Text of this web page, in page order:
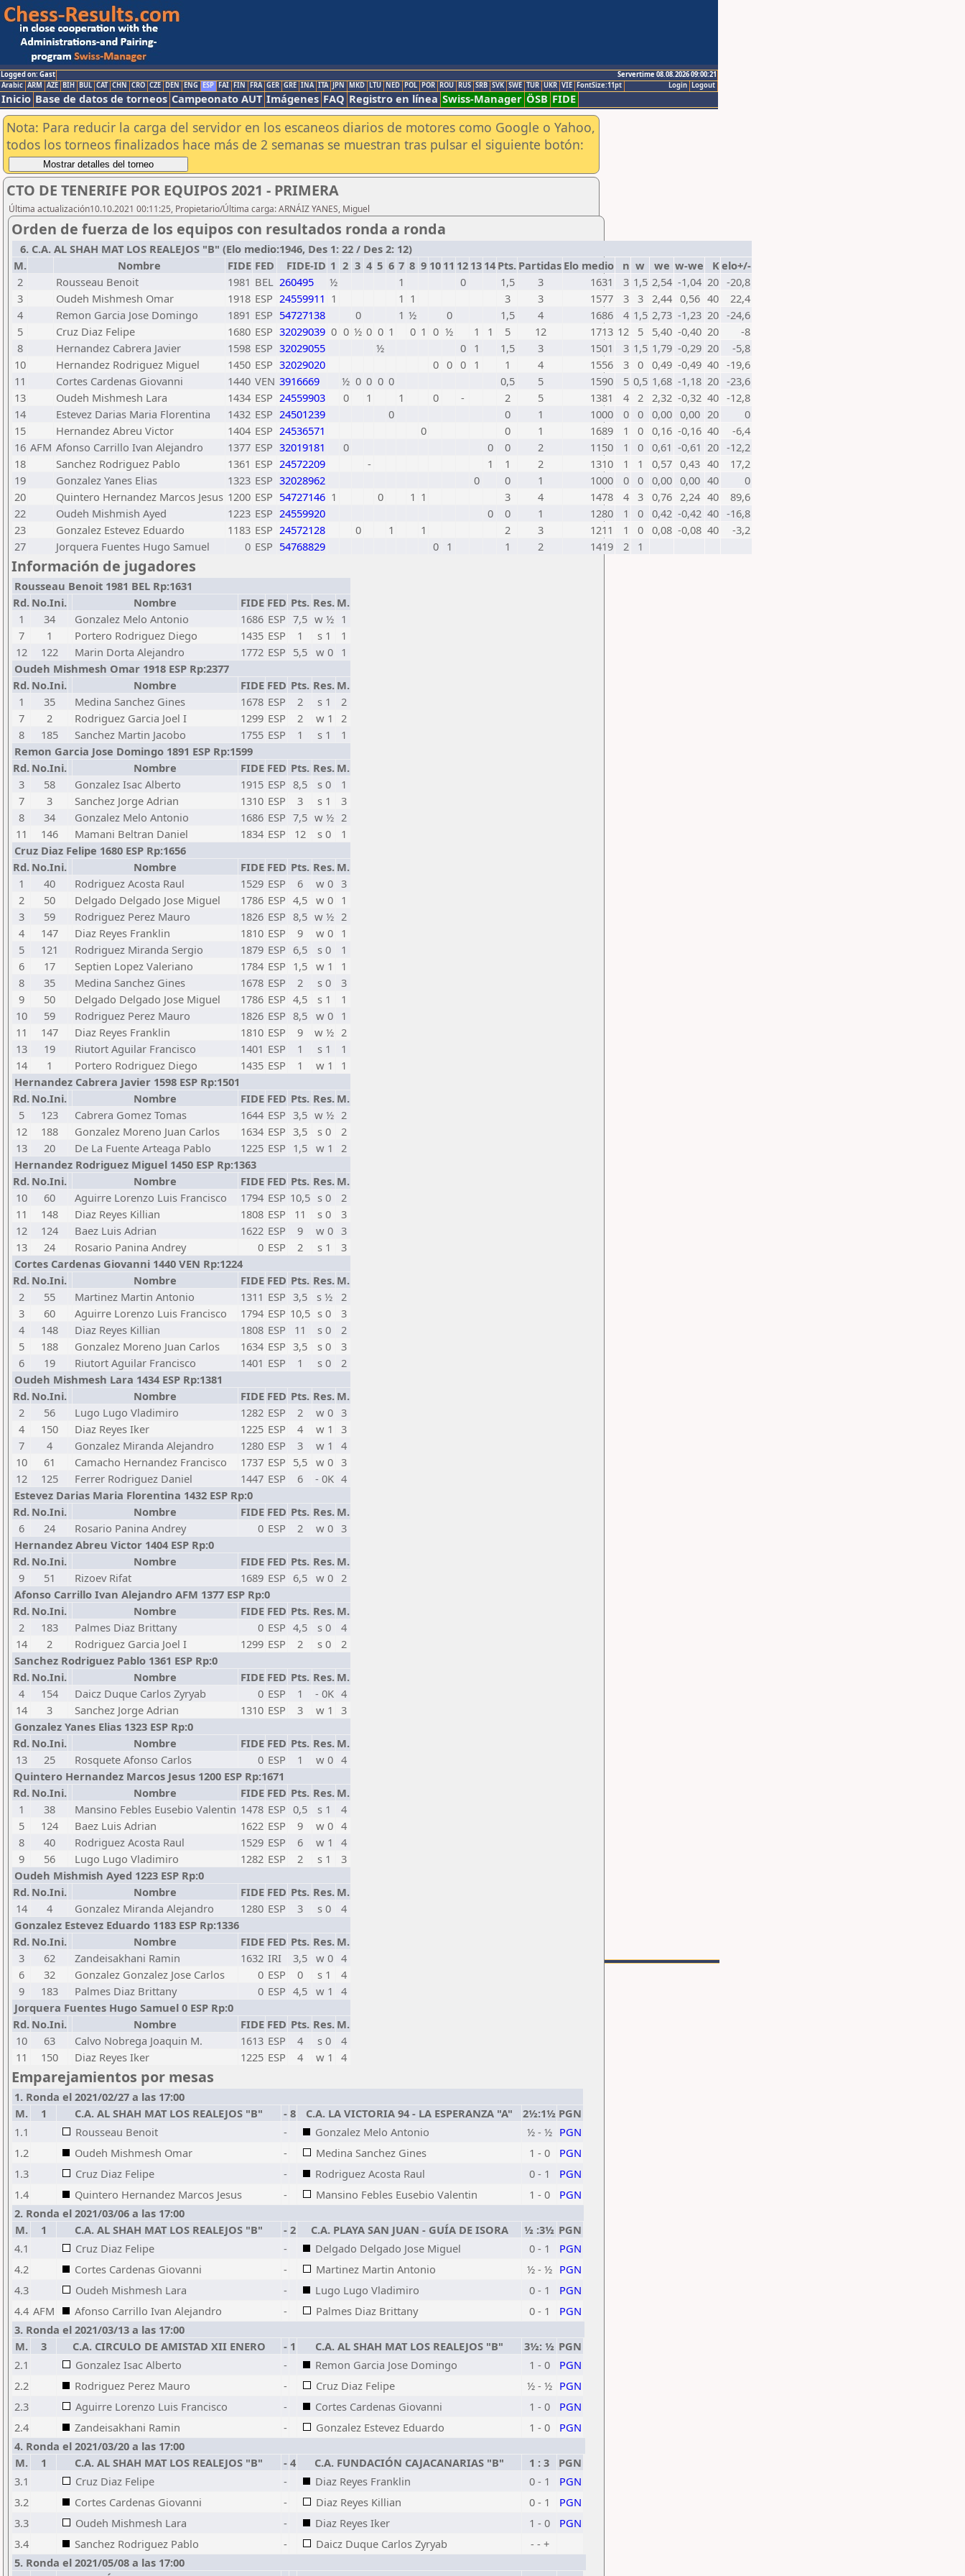
Logged on: Gast
Servertime 08.08.2026 09:00:21
Logout
Login
Arabic ARM AZE BIH BUL CAT CHN CRO CZE DEN ENG ESP FAI FIN FRA GER GRE INA ITA JPN MKD LTU NED POL POR ROU RUS SRB SVK SWE TUR UKR VIE FontSize:11pt
Inicio Base de datos de torneos Campeonato AUT Imágenes FAQ Registro en línea Swiss-Manager ÖSB FIDE
Nota: Para reducir la carga del servidor en los escaneos diarios de motores como Google o Yahoo,
todos los torneos finalizados hace más de 2 semanas se muestran tras pulsar el siguiente botón:
CTO DE TENERIFE POR EQUIPOS 2021 - PRIMERA
Última actualización10.10.2021 00:11:25, Propietario/Última carga: ARNÁIZ YANES, Miguel
Orden de fuerza de los equipos con resultados ronda a ronda
6. C.A. AL SHAH MAT LOS REALEJOS "B" (Elo medio:1946, Des 1: 22 / Des 2: 12)
M.
Nombre FIDE FED FIDE-ID 1 2 3 4 5 6 7 8 9 10 11 12 13 14 Pts. Partidas Elo medio n w we w-we Kelo+/-
2
Rousseau Benoit 1981 BEL 260495 ½ 1 0 1,5 3 1631 3 1,5 2,54 -1,04 20 -20,8
3
Oudeh Mishmesh Omar 1918 ESP 24559911 1 1 1 3 3 1577 3 3 2,44 0,56 40
22,4
4
Remon Garcia Jose Domingo 1891 ESP 54727138 0 1 ½ 0 1,5 4 1686 4 1,5 2,73 -1,23 20 -24,6
5
Cruz Diaz Felipe 1680 ESP 32029039 0 0 ½ 0 0 1 0 1 0 ½ 1 1 5 12 1713 12 5 5,40 -0,40 20
-8
8
Hernandez Cabrera Javier 1598 ESP 32029055 ½ 0 1 1,5 3 1501 3 1,5 1,79 -0,29 20
-5,8
10
Hernandez Rodriguez Miguel 1450 ESP 32029020 0 0 0 1 1 4 1556 3 0 0,49 -0,49 40 -19,6
11
Cortes Cardenas Giovanni 1440 VEN 3916669 ½ 0 0 0 0 0,5 5 1590 5 0,5 1,68 -1,18 20 -23,6
13
Oudeh Mishmesh Lara 1434 ESP 24559903 0 1 1 0 - 2 5 1381 4 2 2,32 -0,32 40 -12,8
14
Estevez Darias Maria Florentina 1432 ESP 24501239 0 0 1 1000 0 0 0,00 0,00 20
0
15
Hernandez Abreu Victor 1404 ESP 24536571 0 0 1 1689 1 0 0,16 -0,16 40
-6,4
16 AFM Afonso Carrillo Ivan Alejandro 1377 ESP 32019181 0 0 0 2 1150 1 0 0,61 -0,61 20 -12,2
18
Sanchez Rodriguez Pablo 1361 ESP 24572209 - 1 1 2 1310 1 1 0,57 0,43 40
17,2
19
Gonzalez Yanes Elias 1323 ESP 32028962 0 0 1 1000 0 0 0,00 0,00 40
0
20
Quintero Hernandez Marcos Jesus 1200 ESP 54727146 1 0 1 1 3 4 1478 4 3 0,76 2,24 40
89,6
22
Oudeh Mishmish Ayed 1223 ESP 24559920 0 0 1 1280 1 0 0,42 -0,42 40 -16,8
23
Gonzalez Estevez Eduardo 1183 ESP 24572128 0 1 1 2 3 1211 1 0 0,08 -0,08 40
-3,2
27
Jorquera Fuentes Hugo Samuel 0 ESP 54768829 0 1 1 2 1419 2 1
Información de jugadores
Rousseau Benoit 1981 BEL Rp:1631
Rd. No.Ini. Nombre FIDE FED Pts. Res. M.
1
34 Gonzalez Melo Antonio 1686 ESP 7,5 w ½ 1
7
1 Portero Rodriguez Diego 1435 ESP 1 s 1
1
12
122 Marin Dorta Alejandro 1772 ESP 5,5 w 0
1
Oudeh Mishmesh Omar 1918 ESP Rp:2377
Rd. No.Ini. Nombre FIDE FED Pts. Res. M.
1
35 Medina Sanchez Gines 1678 ESP 2 s 1
2
7
2 Rodriguez Garcia Joel I 1299 ESP 2 w 1
2
8
185 Sanchez Martin Jacobo 1755 ESP 1 s 1
1
Remon Garcia Jose Domingo 1891 ESP Rp:1599
Rd. No.Ini. Nombre FIDE FED Pts. Res. M.
3
58 Gonzalez Isac Alberto 1915 ESP 8,5 s 0
1
7
3 Sanchez Jorge Adrian 1310 ESP 3 s 1
3
8
34 Gonzalez Melo Antonio 1686 ESP 7,5 w ½ 2
11
146 Mamani Beltran Daniel 1834 ESP 12 s 0
1
Cruz Diaz Felipe 1680 ESP Rp:1656
Rd. No.Ini. Nombre FIDE FED Pts. Res. M.
1
40 Rodriguez Acosta Raul 1529 ESP 6 w 0 3
2
50 Delgado Delgado Jose Miguel 1786 ESP 4,5 w 0
1
3
59 Rodriguez Perez Mauro 1826 ESP 8,5 w ½ 2
4
147 Diaz Reyes Franklin 1810 ESP 9 w 0
1
5
121 Rodriguez Miranda Sergio 1879 ESP 6,5 s 0
1
6
17 Septien Lopez Valeriano 1784 ESP 1,5 w 1
1
8
35 Medina Sanchez Gines 1678 ESP 2 s 0
3
9
50 Delgado Delgado Jose Miguel 1786 ESP 4,5 s 1
1
10
59 Rodriguez Perez Mauro 1826 ESP 8,5 w 0
1
11
147 Diaz Reyes Franklin 1810 ESP 9 w ½ 2
13
19 Riutort Aguilar Francisco 1401 ESP 1 s 1
1
14
1 Portero Rodriguez Diego 1435 ESP 1 w 1
1
Hernandez Cabrera Javier 1598 ESP Rp:1501
Rd. No.Ini. Nombre FIDE FED Pts. Res. M.
5
123 Cabrera Gomez Tomas 1644 ESP 3,5 w ½ 2
12
188 Gonzalez Moreno Juan Carlos 1634 ESP 3,5 s 0
2
13
20 De La Fuente Arteaga Pablo 1225 ESP 1,5 w 1
2
Hernandez Rodriguez Miguel 1450 ESP Rp:1363
Rd. No.Ini. Nombre FIDE FED Pts. Res. M.
10
60 Aguirre Lorenzo Luis Francisco 1794 ESP 10,5 s 0
2
11
148 Diaz Reyes Killian 1808 ESP 11 s 0
3
12
124 Baez Luis Adrian 1622 ESP 9 w 0 3
13
24 Rosario Panina Andrey 0 ESP 2 s 1
3
Cortes Cardenas Giovanni 1440 VEN Rp:1224
Rd. No.Ini. Nombre FIDE FED Pts. Res. M.
2
55 Martinez Martin Antonio 1311 ESP 3,5 s ½
2
3
60 Aguirre Lorenzo Luis Francisco 1794 ESP 10,5 s 0
3
4
148 Diaz Reyes Killian 1808 ESP 11 s 0
2
5
188 Gonzalez Moreno Juan Carlos 1634 ESP 3,5 s 0
3
6
19 Riutort Aguilar Francisco 1401 ESP 1 s 0
2
Oudeh Mishmesh Lara 1434 ESP Rp:1381
Rd. No.Ini. Nombre FIDE FED Pts. Res. M.
2
56 Lugo Lugo Vladimiro 1282 ESP 2 w 0 3
4
150 Diaz Reyes Iker 1225 ESP 4 w 1
3
7
4 Gonzalez Miranda Alejandro 1280 ESP 3 w 1
4
10
61 Camacho Hernandez Francisco 1737 ESP 5,5 w 0 3
12
125 Ferrer Rodriguez Daniel 1447 ESP 6 - 0K 4
Estevez Darias Maria Florentina 1432 ESP Rp:0
Rd. No.Ini. Nombre FIDE FED Pts. Res. M.
6
24 Rosario Panina Andrey 0 ESP 2 w 0 3
Hernandez Abreu Victor 1404 ESP Rp:0
Rd. No.Ini. Nombre FIDE FED Pts. Res. M.
9
51 Rizoev Rifat 1689 ESP 6,5 w 0 2
Afonso Carrillo Ivan Alejandro AFM 1377 ESP Rp:0
Rd. No.Ini. Nombre FIDE FED Pts. Res. M.
2
183 Palmes Diaz Brittany 0 ESP 4,5 s 0
4
14
2 Rodriguez Garcia Joel I 1299 ESP 2 s 0
2
Sanchez Rodriguez Pablo 1361 ESP Rp:0
Rd. No.Ini. Nombre FIDE FED Pts. Res. M.
4
154 Daicz Duque Carlos Zyryab 0 ESP 1 - 0K 4
14
3 Sanchez Jorge Adrian 1310 ESP 3 w 1
3
Gonzalez Yanes Elias 1323 ESP Rp:0
Rd. No.Ini. Nombre FIDE FED Pts. Res. M.
13
25 Rosquete Afonso Carlos 0 ESP 1 w 0 4
Quintero Hernandez Marcos Jesus 1200 ESP Rp:1671
Rd. No.Ini. Nombre FIDE FED Pts. Res. M.
1
38 Mansino Febles Eusebio Valentin 1478 ESP 0,5 s 1
4
5
124 Baez Luis Adrian 1622 ESP 9 w 0 4
8
40 Rodriguez Acosta Raul 1529 ESP 6 w 1
4
9
56 Lugo Lugo Vladimiro 1282 ESP 2 s 1
3
Oudeh Mishmish Ayed 1223 ESP Rp:0
Rd. No.Ini. Nombre FIDE FED Pts. Res. M.
14
4 Gonzalez Miranda Alejandro 1280 ESP 3 s 0
4
Gonzalez Estevez Eduardo 1183 ESP Rp:1336
Rd. No.Ini. Nombre FIDE FED Pts. Res. M.
3
62 Zandeisakhani Ramin 1632 IRI 3,5 w 0 4
6
32 Gonzalez Gonzalez Jose Carlos 0 ESP 0 s 1
4
9
183 Palmes Diaz Brittany 0 ESP 4,5 w 1
4
Jorquera Fuentes Hugo Samuel 0 ESP Rp:0
Rd. No.Ini. Nombre FIDE FED Pts. Res. M.
10
63 Calvo Nobrega Joaquin M. 1613 ESP 4 s 0
4
11
150 Diaz Reyes Iker 1225 ESP 4 w 1 4
Emparejamientos por mesas
1. Ronda el 2021/02/27 a las 17:00
M.
1 C.A. AL SHAH MAT LOS REALEJOS "B" - 8 C.A. LA VICTORIA 94 - LA ESPERANZA "A" 2½:1½ PGN
1.1
Rousseau Benoit - Gonzalez Melo Antonio ½ - ½ PGN
1.2
Oudeh Mishmesh Omar - Medina Sanchez Gines 1 - 0
PGN
1.3
Cruz Diaz Felipe - Rodriguez Acosta Raul 0 - 1
PGN
1.4
Quintero Hernandez Marcos Jesus - Mansino Febles Eusebio Valentin 1 - 0
PGN
2. Ronda el 2021/03/06 a las 17:00
M.
1 C.A. AL SHAH MAT LOS REALEJOS "B" - 2 C.A. PLAYA SAN JUAN - GUÍA DE ISORA ½ :3½ PGN
4.1
Cruz Diaz Felipe - Delgado Delgado Jose Miguel 0 - 1
PGN
4.2
Cortes Cardenas Giovanni - Martinez Martin Antonio ½ - ½ PGN
4.3
Oudeh Mishmesh Lara - Lugo Lugo Vladimiro 0 - 1
PGN
4.4 AFM Afonso Carrillo Ivan Alejandro - Palmes Diaz Brittany 0 - 1
PGN
3. Ronda el 2021/03/13 a las 17:00
M.
3 C.A. CIRCULO DE AMISTAD XII ENERO - 1 C.A. AL SHAH MAT LOS REALEJOS "B" 3½: ½ PGN
2.1
Gonzalez Isac Alberto - Remon Garcia Jose Domingo 1 - 0
PGN
2.2
Rodriguez Perez Mauro - Cruz Diaz Felipe ½ - ½ PGN
2.3
Aguirre Lorenzo Luis Francisco - Cortes Cardenas Giovanni 1 - 0
PGN
2.4
Zandeisakhani Ramin - Gonzalez Estevez Eduardo 1 - 0
PGN
4. Ronda el 2021/03/20 a las 17:00
M.
1 C.A. AL SHAH MAT LOS REALEJOS "B" - 4 C.A. FUNDACIÓN CAJACANARIAS "B" 1 : 3
PGN
3.1
Cruz Diaz Felipe - Diaz Reyes Franklin 0 - 1
PGN
3.2
Cortes Cardenas Giovanni - Diaz Reyes Killian 0 - 1
PGN
3.3
Oudeh Mishmesh Lara - Diaz Reyes Iker 1 - 0
PGN
3.4
Sanchez Rodriguez Pablo - Daicz Duque Carlos Zyryab
- - +
5. Ronda el 2021/05/08 a las 17:00